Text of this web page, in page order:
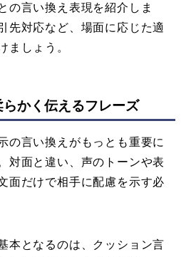
の言い換え表現を紹介しま
先対応など、場面に応じた適
ましょう。
かく伝えるフレーズ
の言い換えがもっとも重要に
対面と違い、声のトーンや表
面だけで相手に配慮を示す必
本となるのは、クッション言